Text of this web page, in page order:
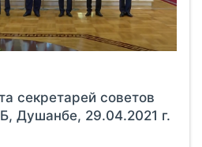
секретарей советов
Душанбе, 29.04.2021 г.